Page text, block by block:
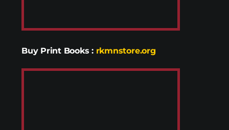
Buy Print Books : rkmnstore.org